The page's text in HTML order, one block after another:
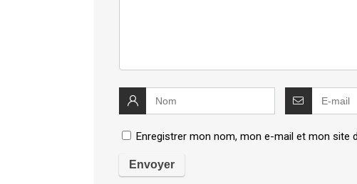
Enregistrer mon nom, mon e-mail et mon site